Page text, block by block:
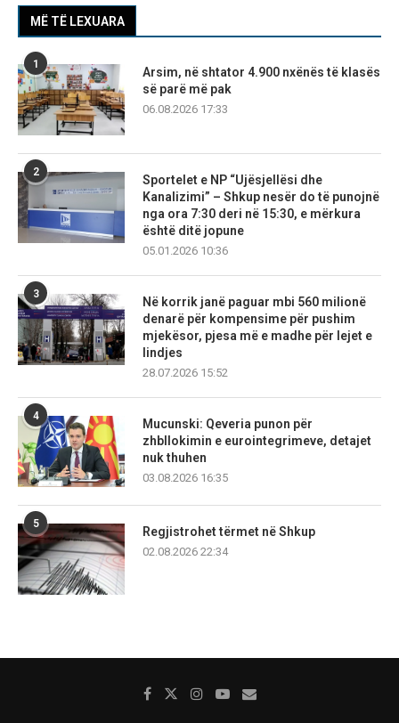
MË TË LEXUARA
1
Arsim, në shtator 4.900 nxënës të klasës
së parë më pak
06.08.2026 17:33
2
Sportelet e NP “Ujësjellësi dhe
Kanalizimi” – Shkup nesër do të punojnë
nga ora 7:30 deri në 15:30, e mërkura
është ditë jopune
05.01.2026 10:36
3
Në korrik janë paguar mbi 560 milionë
denarë për kompensime për pushim
mjekësor, pjesa më e madhe për lejet e
lindjes
28.07.2026 15:52
4
Mucunski: Qeveria punon për
zhbllokimin e eurointegrimeve, detajet
nuk thuhen
03.08.2026 16:35
5
Regjistrohet tërmet në Shkup
02.08.2026 22:34